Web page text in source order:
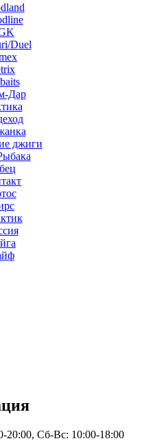
Duel
Дар
джиги
20:00, Сб-Вс: 10:00-18:00